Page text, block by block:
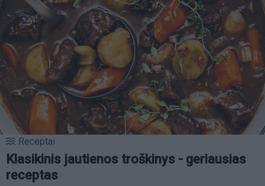
Receptai
Klasikinis jautienos troškinys - geriausias
receptas